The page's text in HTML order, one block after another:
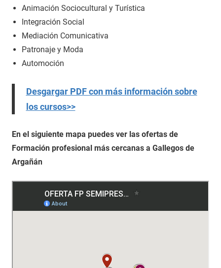
Animación Sociocultural y Turística
Integración Social
Mediación Comunicativa
Patronaje y Moda
Automoción
Desgargar PDF con más información sobre
los cursos>>
En el siguiente mapa puedes ver las ofertas de
Formación profesional más cercanas a Gallegos de
Argañán